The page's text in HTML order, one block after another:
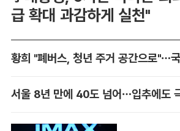
급 확대 과감하게 실천"
서울 8년 만에 40도 넘어…입추에도